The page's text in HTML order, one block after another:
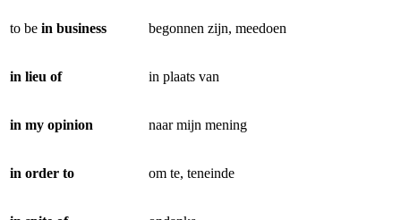
to be in business begonnen zijn, meedoen
in lieu of in plaats van
in my opinion naar mijn mening
in order to om te, teneinde